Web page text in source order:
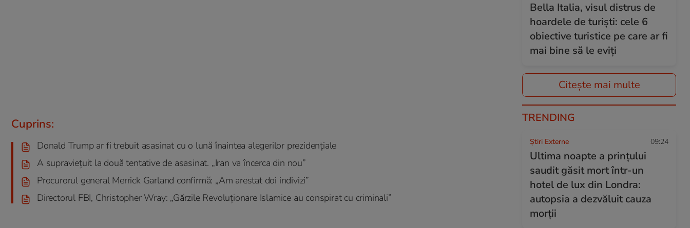
Cuprins:
Donald Trump ar fi trebuit asasinat cu o lună înaintea alegerilor prezidențiale
A supraviețuit la două tentative de asasinat. „Iran va încerca din nou”
Procurorul general Merrick Garland confirmă: „Am arestat doi indivizi”
Directorul FBI, Christopher Wray: „Gărzile Revoluționare Islamice au conspirat cu criminali”
Bella Italia, visul distrus de
hoardele de turiști: cele 6
obiective turistice pe care ar fi
mai bine să le eviți
Citește mai multe
TRENDING
Știri Externe 09:24
Ultima noapte a prințului
saudit găsit mort într-un
hotel de lux din Londra:
autopsia a dezvăluit cauza
morții